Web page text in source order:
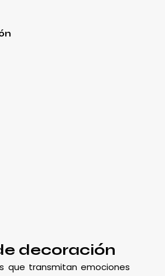
decoración
que transmitan emociones